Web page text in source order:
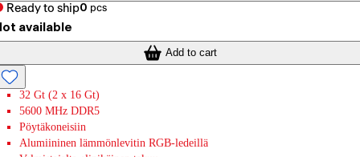
Ready to ship0 pcs
available
Add to cart
32 Gt (2 x 16 Gt)
5600 MHz DDR5
Pöytäkoneisiin
Alumiininen lämmönlevitin RGB-ledeillä